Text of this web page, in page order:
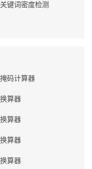
键词密度检测
码计算器
算器
算器
算器
算器